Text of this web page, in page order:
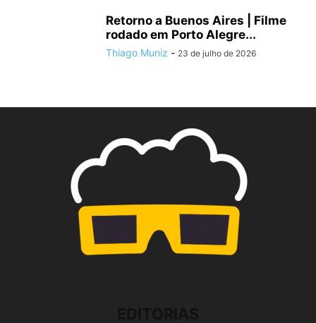
Retorno a Buenos Aires | Filme
rodado em Porto Alegre...
Thiago Muniz - 23 de julho de 2026